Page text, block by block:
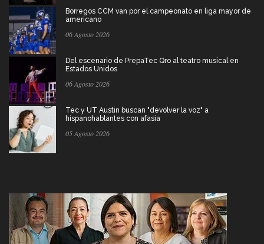
Borregos CCM van por el campeonato en liga mayor de
americano
06 Agosto 2026
Del escenario de PrepaTec Qro al teatro musical en
Estados Unidos
06 Agosto 2026
Tec y UT Austin buscan "devolver la voz" a
hispanohablantes con afasia
05 Agosto 2026